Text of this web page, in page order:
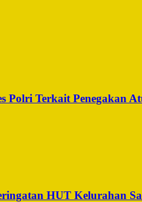
Polri Terkait Penegakan
HUT Kelurahan